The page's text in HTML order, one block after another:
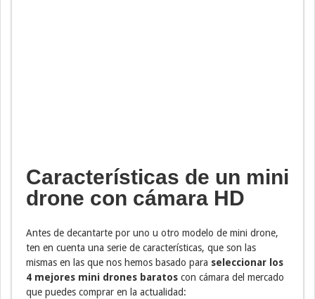
Características de un mini
drone con cámara HD
Antes de decantarte por uno u otro modelo de mini drone,
ten en cuenta una serie de características, que son las
mismas en las que nos hemos basado para seleccionar los
4 mejores mini drones baratos con cámara del mercado
que puedes comprar en la actualidad: